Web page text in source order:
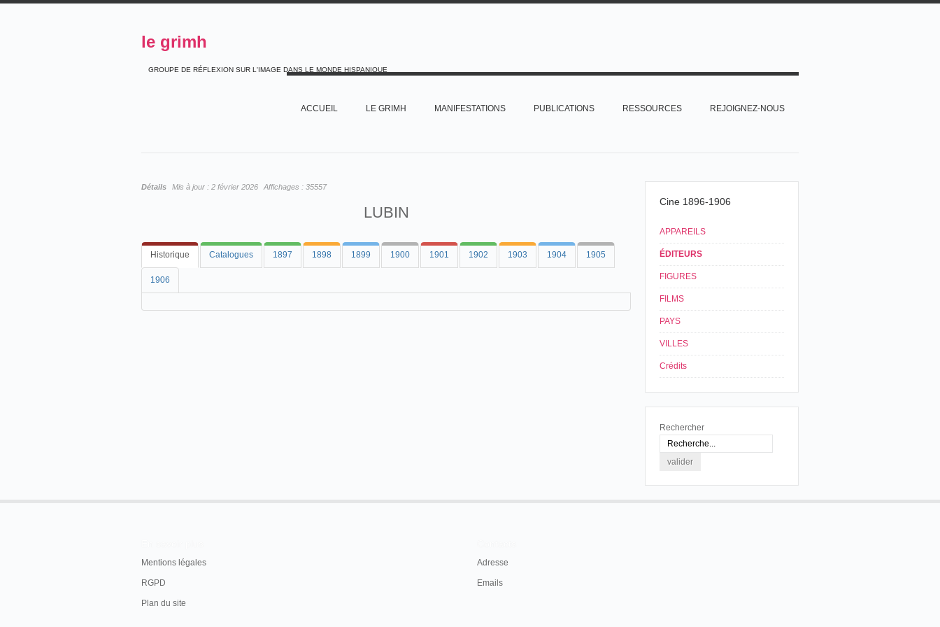
le grimh
GROUPE DE RÉFLEXION SUR L'IMAGE DANS LE MONDE HISPANIQUE
ACCUEIL LE GRIMH MANIFESTATIONS PUBLICATIONS RESSOURCES REJOIGNEZ-NOUS
Détails Mis à jour : 2 février 2026 Affichages : 35557
LUBIN
Historique Catalogues 1897 1898 1899 1900 1901 1902 1903 1904 1905
1906
Cine 1896-1906
APPAREILS
ÉDITEURS
FIGURES
FILMS
PAYS
VILLES
Crédits
Rechercher
Mentions légales
RGPD
Plan du site
Adresse
Emails